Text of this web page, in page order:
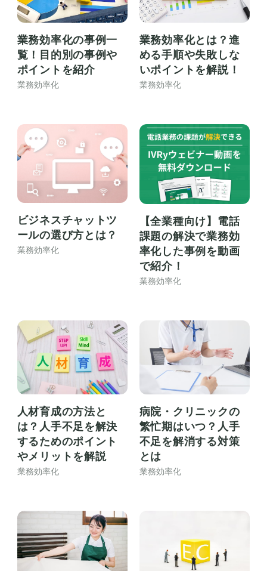
業務効率化の事例一
覧！目的別の事例や
ポイントを紹介
業務効率化
業務効率化とは？進
める手順や失敗しな
いポイントを解説！
業務効率化
ビジネスチャットツ
ールの選び方とは？
業務効率化
【全業種向け】電話
課題の解決で業務効
率化した事例を動画
で紹介！
業務効率化
人材育成の方法と
は？人手不足を解決
するためのポイント
やメリットを解説
業務効率化
病院・クリニックの
繁忙期はいつ？人手
不足を解消する対策
とは
業務効率化